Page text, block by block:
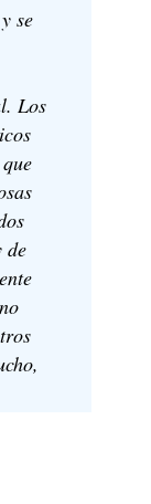
se
Los
de